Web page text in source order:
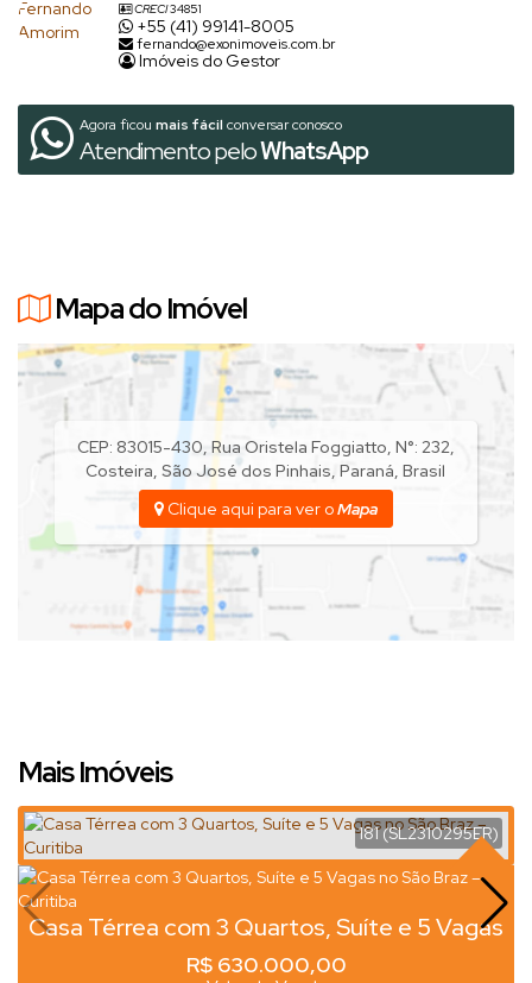
CRECI34851
+55 (41) 99141-8005
fernando@exonimoveis.com.br
Imóveis do Gestor
Agora ficou mais fácil conversar conosco
Atendimento peloWhatsApp
Mapa do Imóvel
CEP: 83015-430, Rua Oristela Foggiatto, N°: 232,
Costeira,São José dos Pinhais,Paraná,Brasil
Clique aqui para ver oMapa
Mais Imóveis
Casa Térrea com 3 Quartos, Suíte e 5 Vagas
no São Braz – Curitiba
R$630.000,00
181(SL2310295ER)